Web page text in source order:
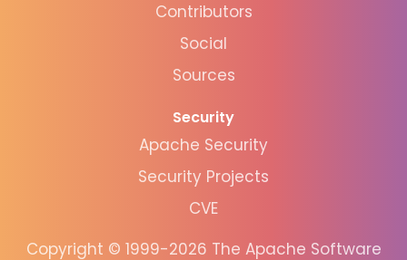
Contributors
Social
Sources
Security
Apache Security
Security Projects
CVE
Copyright © 1999-2026 The Apache Software